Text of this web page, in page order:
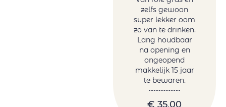
zelfs gewoon
super lekker oom
zo van te drinken.
Lang houdbaar
na opening en
ongeopend
makkelijk 15 jaar
te bewaren.
€ 35,00